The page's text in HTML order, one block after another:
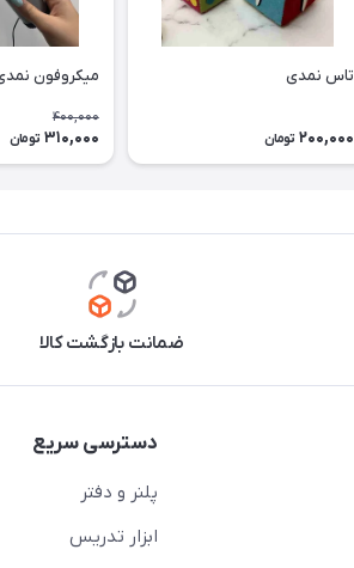
تاس نمدی
200,000 تومان
میکروفون
400,000
310,000 تومان
ضمانت بازگشت کالا
دسترسی سریع
پلنر و دفتر
ابزار تدریس